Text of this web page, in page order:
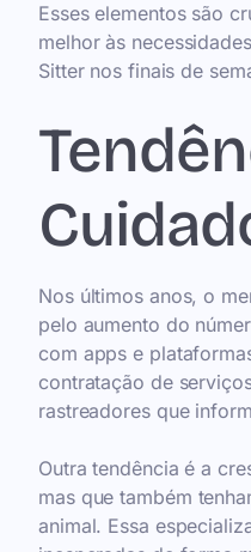
Esses elementos são
melhor às
Sitter nos finais de
Nos últimos anos, o
pelo aumento do
com apps e
contratação de
rastreadores que
Outra tendência é a
mas que também
animal. Essa